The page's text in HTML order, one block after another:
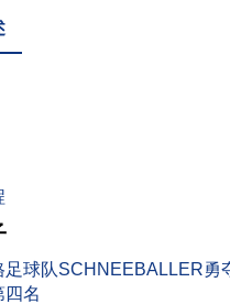
足球队SCHNEEBALLER勇
四名